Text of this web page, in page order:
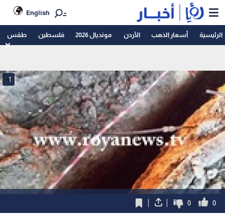
English
الرئيسية أسعار الذهب الأردن مونديال 2026 فلسطين طقس
1
0
0